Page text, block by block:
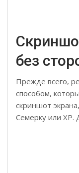
без
Прежде всего,
способом,
скриншот
Семерку или XP.